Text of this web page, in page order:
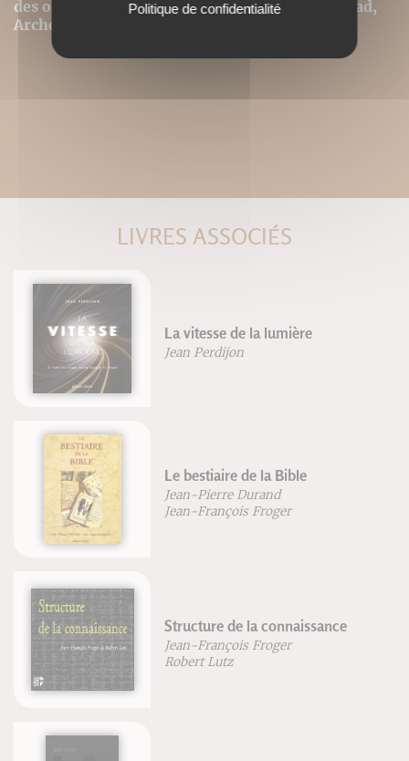
des ordinateurs ou tablettes tactiles de type iPad,
Archos, Asus ou autres.
LIVRES ASSOCIÉS
La vitesse de la lumière
Jean Perdijon
Le bestiaire de la Bible
Jean-Pierre Durand
Jean-François Froger
Structure de la connaissance
Jean-François Froger
Robert Lutz
Politique de confidentialité